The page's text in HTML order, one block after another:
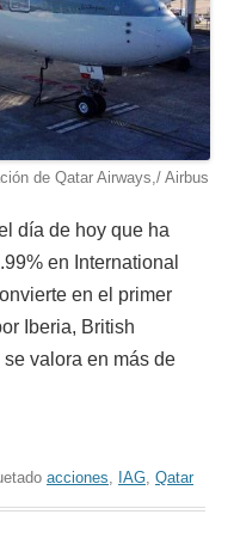
de Qatar Airways,/ Airbus
día de hoy que ha
en International
en el primer
Iberia, British
valora en más de
acciones IAG Qatar